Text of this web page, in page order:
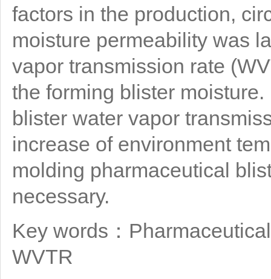
factors in the production,
moisture permeability was
vapor transmission rate
the forming blister
blister water vapor
increase of environment
molding pharmaceutical
necessary.
Key words：
WVTR